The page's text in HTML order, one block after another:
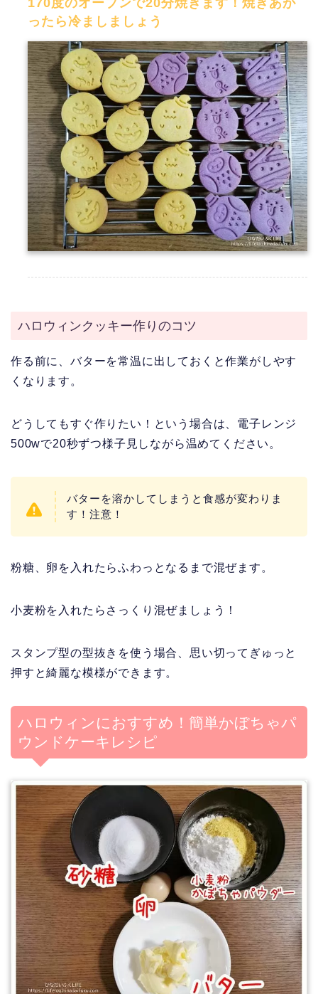
170度のオーブンで20分焼きます！焼きあが
ったら冷ましましょう
ハロウィンクッキー作りのコツ
作る前に、バターを常温に出しておくと作業がしやす
くなります。
どうしてもすぐ作りたい！という場合は、電子レンジ
500wで20秒ずつ様子見しながら温めてください。
バターを溶かしてしまうと食感が変わりま
す！注意！
粉糖、卵を入れたらふわっとなるまで混ぜます。
小麦粉を入れたらさっくり混ぜましょう！
スタンプ型の型抜きを使う場合、思い切ってぎゅっと
押すと綺麗な模様ができます。
ハロウィンにおすすめ！簡単かぼちゃパ
ウンドケーキレシピ